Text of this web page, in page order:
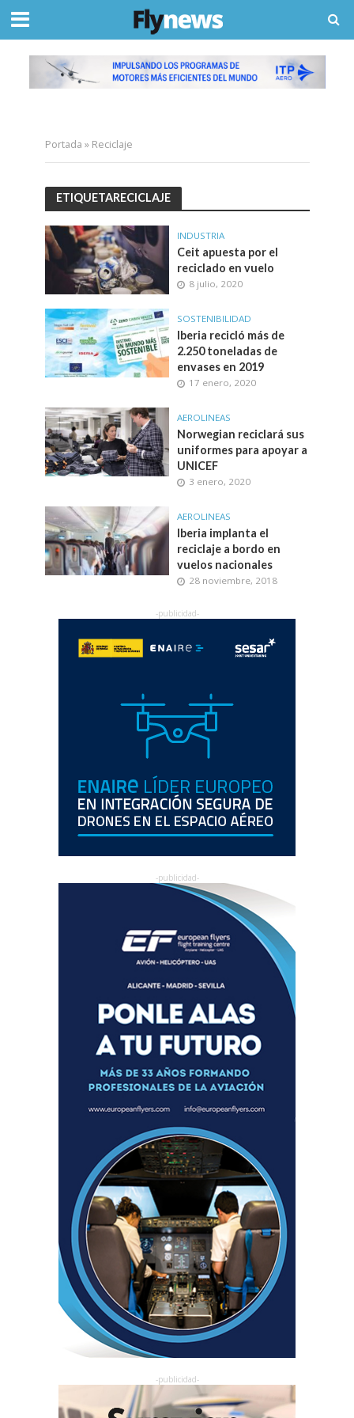
Portada » Reciclaje
ETIQUETARECICLAJE
INDUSTRIA
Ceit apuesta por el
reciclado en vuelo
8 julio, 2020
SOSTENIBILIDAD
Iberia recicló más de
2.250 toneladas de
envases en 2019
17 enero, 2020
AEROLINEAS
Norwegian reciclará sus
uniformes para apoyar a
UNICEF
3 enero, 2020
AEROLINEAS
Iberia implanta el
reciclaje a bordo en
vuelos nacionales
28 noviembre, 2018